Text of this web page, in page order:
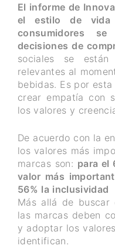
El informe de
el estilo de
consumidores
decisiones de
sociales se
relevantes al
bebidas. Es por
crear empatía con
los valores y
De acuerdo con la
los valores más
marcas son: para el
valor más
56% la inclusividad
Más allá de buscar
las marcas deben
y adoptar los
identifican.